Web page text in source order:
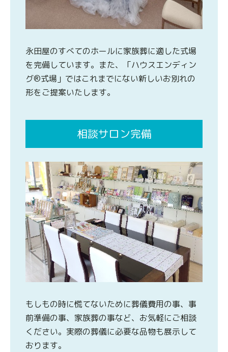
永田屋のすべてのホールに家族葬に適した式場
を完備しています。また、「ハウスエンディン
グ®式場」ではこれまでにない新しいお別れの
形をご提案いたします。
相談サロン完備
もしもの時に慌てないために葬儀費用の事、事
前準備の事、家族葬の事など、お気軽にご相談
ください。実際の葬儀に必要な品物も展示して
おります。